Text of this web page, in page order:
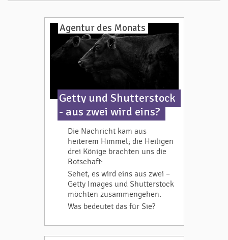
Agentur des Monats
Getty und Shutterstock
- aus zwei wird eins?
Die Nachricht kam aus
heiterem Himmel; die Heiligen
drei Könige brachten uns die
Botschaft:
Sehet, es wird eins aus zwei –
Getty Images und Shutterstock
möchten zusammengehen.
Was bedeutet das für Sie?